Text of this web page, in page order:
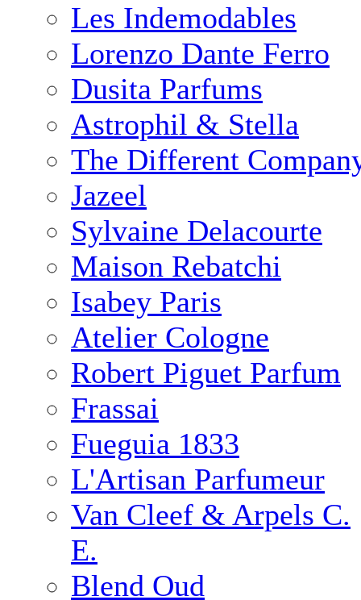
Les Indemodables
Lorenzo Dante Ferro
Dusita Parfums
Astrophil & Stella
The Different
Jazeel
Sylvaine Delacourte
Maison Rebatchi
Isabey Paris
Atelier Cologne
Robert Piguet Parfum
Frassai
Fueguia 1833
L'Artisan Parfumeur
Van Cleef & Arpels C.
E.
Blend Oud